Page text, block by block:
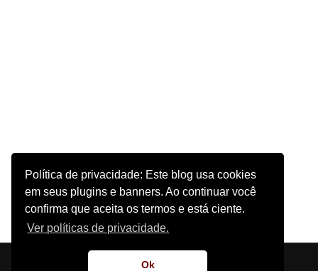
Política de privacidade: Este blog usa cookies
em seus plugins e banners. Ao continuar você
confirma que aceita os termos e está ciente.
Ver políticas de privacidade.
Ok
Sobre o Site